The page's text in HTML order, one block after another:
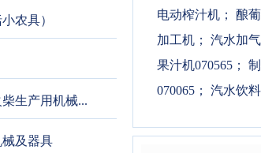
农具）
生产用机械...
及器具
电动榨汁机 ； 酿
加工机 ； 汽水加
果汁机070565 ；
070065 ； 汽水饮